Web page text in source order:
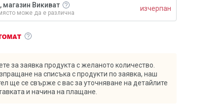
магазин Викиват
може да е различна
изчерпан
за заявка продукта с желаното количество.
на списъка с продукти по заявка, наш
ще се свърже с вас за уточняване на детайлите
и начина на плащане.